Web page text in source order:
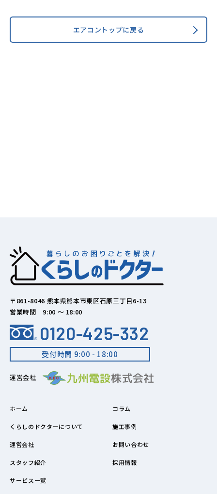
エアコントップに戻る
〒861-8046 熊本県熊本市東区石原三丁目6-13
営業時間 9:00 ～ 18:00
0120-425-332
受付時間 9:00 - 18:00
運営会社
ホーム
くらしのドクターについて
運営会社
スタッフ紹介
サービス一覧
コラム
施工事例
お問い合わせ
採用情報